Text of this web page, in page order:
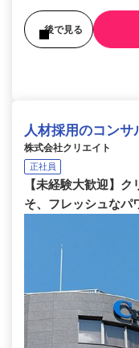
後で見る
人材採用のコン
株式会社クリエイト
正社員
【未経験大歓迎】
そ、フレッシュなパ